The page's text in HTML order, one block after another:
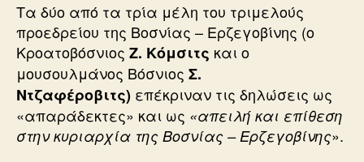
Τα δύο από τα τρία μέλη του τριμελούς
προεδρείου της Βοσνίας – Ερζεγοβίνης (ο
Κροατοβόσνιος Ζ. Κόμσιτς και ο
μουσουλμάνος Βόσνιος Σ.
Ντζαφέροβιτς) επέκριναν τις δηλώσεις ως
«απαράδεκτες» και ως «απειλή και επίθεση
στην κυριαρχία της Βοσνίας – Ερζεγοβίνης».